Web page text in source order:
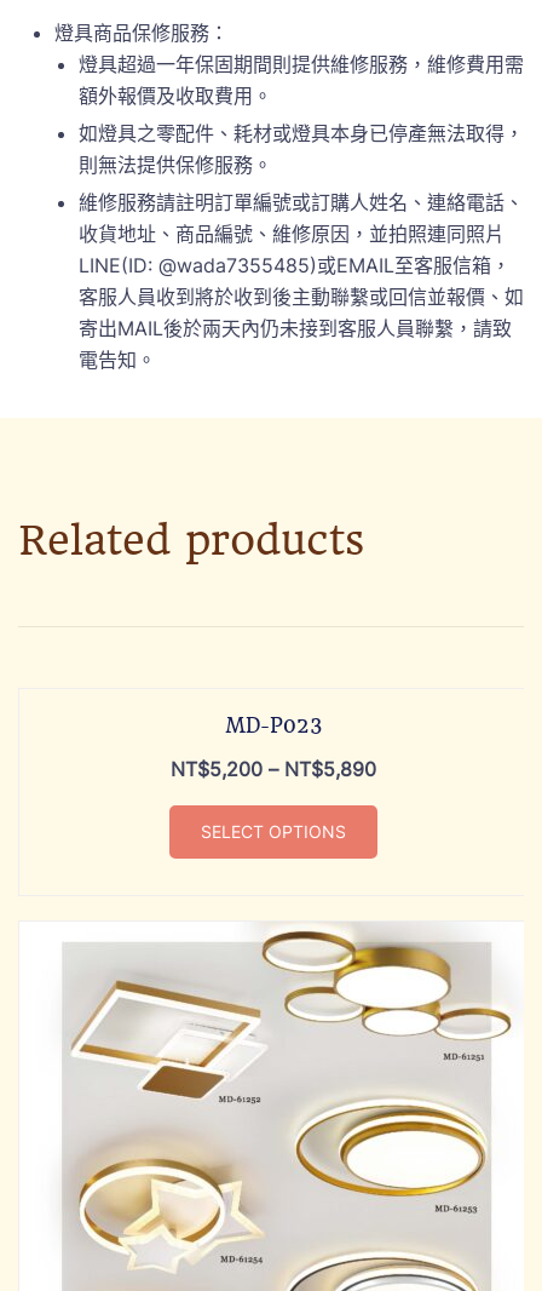
燈具商品保修服務：
燈具超過一年保固期間則提供維修服務，維修費用需
額外報價及收取費用。
如燈具之零配件、耗材或燈具本身已停產無法取得，
則無法提供保修服務。
維修服務請註明訂單編號或訂購人姓名、連絡電話、
收貨地址、商品編號、維修原因，並拍照連同照片
LINE(ID: @wada7355485)或EMAIL至客服信箱，
客服人員收到將於收到後主動聯繫或回信並報價、如
寄出MAIL後於兩天內仍未接到客服人員聯繫，請致
電告知。
Related products
MD-P023
NT$5,200 – NT$5,890
SELECT OPTIONS